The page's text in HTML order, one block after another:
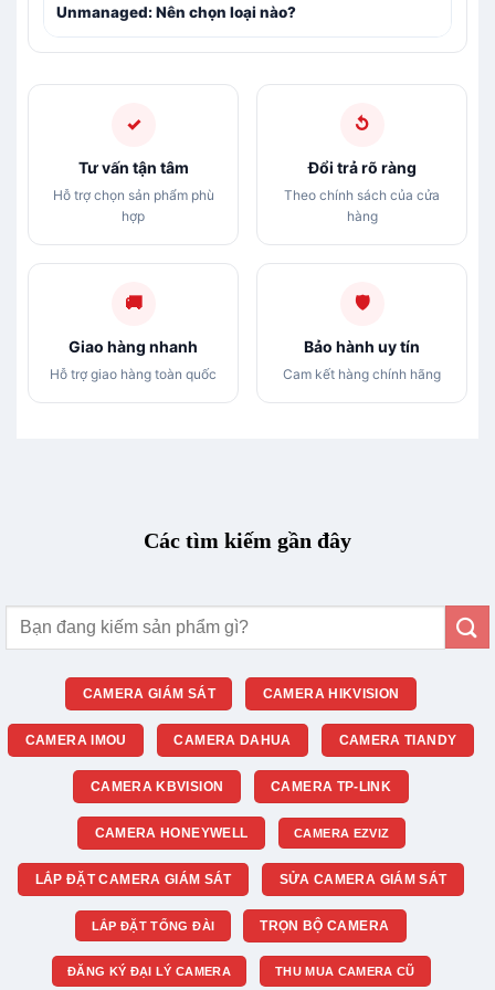
Unmanaged: Nên chọn loại nào?
✓
Tư vấn tận tâm
Hỗ trợ chọn sản phẩm phù
hợp
↺
Đổi trả rõ ràng
Theo chính sách của cửa
hàng
🚚
Giao hàng nhanh
Hỗ trợ giao hàng toàn quốc
🛡
Bảo hành uy tín
Cam kết hàng chính hãng
Các tìm kiếm gần đây
Tìm
CAMERA GIÁM SÁT CAMERA HIKVISION
CAMERA IMOU CAMERA DAHUA CAMERA TIANDY
CAMERA KBVISION CAMERA TP-LINK
CAMERA HONEYWELL CAMERA EZVIZ
LẮP ĐẶT CAMERA GIÁM SÁT SỬA CAMERA GIÁM SÁT
LẮP ĐẶT TỔNG ĐÀI TRỌN BỘ CAMERA
ĐĂNG KÝ ĐẠI LÝ CAMERA THU MUA CAMERA CŨ